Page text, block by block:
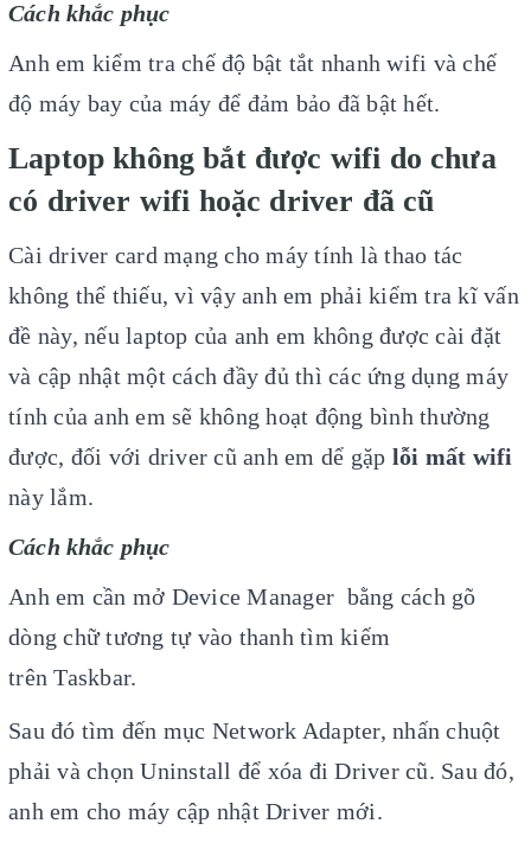
Cách khắc phục
Anh em kiểm tra chế độ bật tắt nhanh wifi và chế
độ máy bay của máy để đảm bảo đã bật hết.
Laptop không bắt được wifi do chưa
có driver wifi hoặc driver đã cũ
Cài driver card mạng cho máy tính là thao tác
không thể thiếu, vì vậy anh em phải kiểm tra kĩ vấn
đề này, nếu laptop của anh em không được cài đặt
và cập nhật một cách đầy đủ thì các ứng dụng máy
tính của anh em sẽ không hoạt động bình thường
được, đối với driver cũ anh em dể gặp lỗi mất wifi
này lắm.
Cách khắc phục
Anh em cần mở Device Manager bằng cách gõ
dòng chữ tương tự vào thanh tìm kiếm
trênTaskbar.
Sau đó tìm đến mục Network Adapter, nhấn chuột
phải và chọnUninstall để xóa điDriver cũ. Sau đó,
anh em cho máy cập nhật Driver mới.